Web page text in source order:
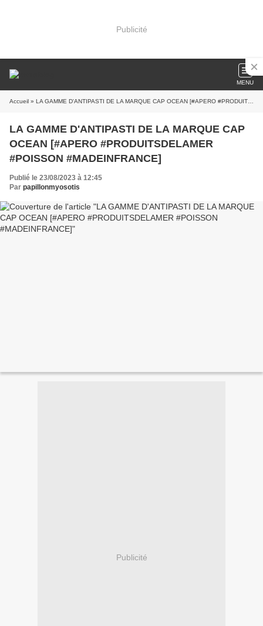
Publicité
MENU
Accueil » LA GAMME D'ANTIPASTI DE LA MARQUE CAP OCEAN [#APERO #PRODUITSDELAMER #POISSON #MADEINFRANCE]
LA GAMME D'ANTIPASTI DE LA MARQUE CAP
OCEAN [#APERO #PRODUITSDELAMER
#POISSON #MADEINFRANCE]
Publié le 23/08/2023 à 12:45
Par papillonmyosotis
Publicité